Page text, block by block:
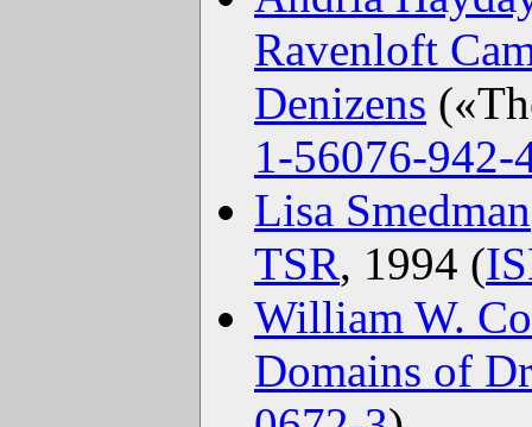
Ravenloft
Denizens
1-56076-942-
Lisa Smedman
TSR, 1994 (
William W.
Domains of